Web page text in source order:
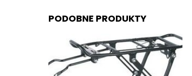
PODOBNE PRODUKTY